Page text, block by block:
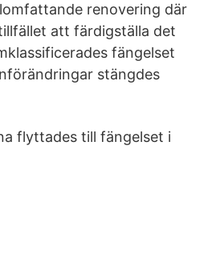
renovering där
att färdigställa det
fängelset
stängdes
flyttades till fängelset i